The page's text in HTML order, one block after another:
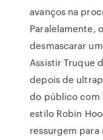
avanços na
Paralelamente,
desmascarar
Assistir Truque
depois de
do público com
estilo Robin
ressurgem